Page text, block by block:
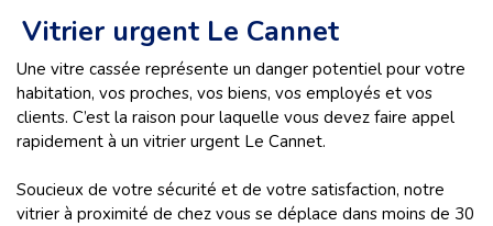
Vitrier urgent Le Cannet
Une vitre cassée représente un danger potentiel pour votre
habitation, vos proches, vos biens, vos employés et vos
clients. C’est la raison pour laquelle vous devez faire appel
rapidement à un vitrier urgent Le Cannet.
Soucieux de votre sécurité et de votre satisfaction, notre
vitrier à proximité de chez vous se déplace dans moins de 30